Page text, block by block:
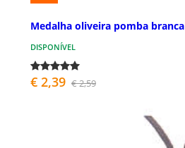
Medalha oliveira pomba branca
DISPONÍVEL
€ 2,39 € 2,59